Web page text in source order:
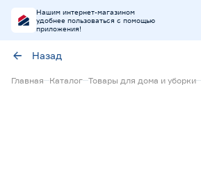
Нашим интернет-магазином
удобнее пользоваться с помощью
приложения!
Назад
Главная Каталог Товары для дома и уборки